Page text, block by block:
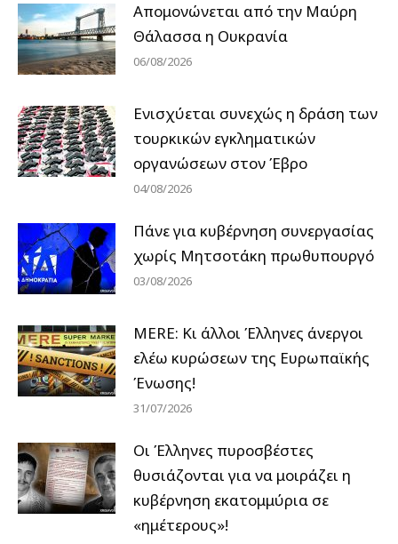
Απομονώνεται από την Μαύρη
Θάλασσα η Ουκρανία
06/08/2026
Ενισχύεται συνεχώς η δράση των
τουρκικών εγκληματικών
οργανώσεων στον Έβρο
04/08/2026
Πάνε για κυβέρνηση συνεργασίας
χωρίς Μητσοτάκη πρωθυπουργό
03/08/2026
MERE: Κι άλλοι Έλληνες άνεργοι
ελέω κυρώσεων της Ευρωπαϊκής
Ένωσης!
31/07/2026
Οι Έλληνες πυροσβέστες
θυσιάζονται για να μοιράζει η
κυβέρνηση εκατομμύρια σε
«ημέτερους»!